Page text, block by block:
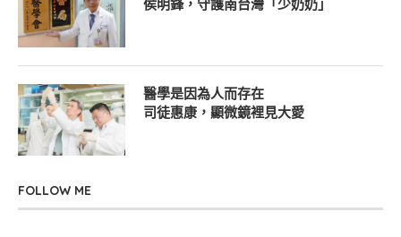
侯明鋒，守護南台灣「少奶奶」
醫學是因為人而存在
司徒惠康，顯微鏡裡見大愛
FOLLOW ME